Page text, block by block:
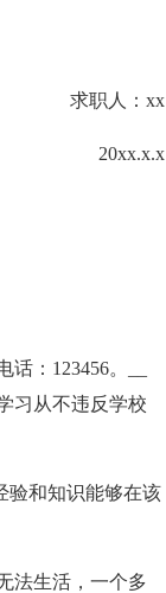
求职人：xx
20xx.x.x
：123456。__
习从不违反学校
和知识能够在该
法生活，一个多